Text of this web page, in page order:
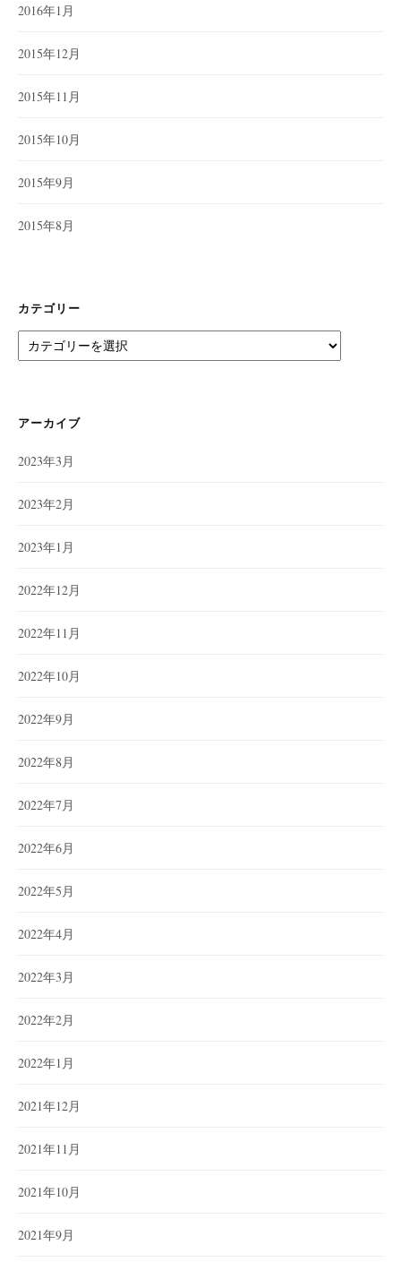
2016年1月
2015年12月
2015年11月
2015年10月
2015年9月
2015年8月
カテゴリー
テ
ー
アーカイブ
2023年3月
2023年2月
2023年1月
2022年12月
2022年11月
2022年10月
2022年9月
2022年8月
2022年7月
2022年6月
2022年5月
2022年4月
2022年3月
2022年2月
2022年1月
2021年12月
2021年11月
2021年10月
2021年9月